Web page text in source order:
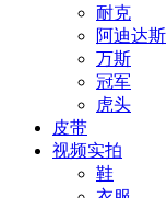
耐克
阿迪达斯
万斯
冠军
虎头
皮带
视频实拍
鞋